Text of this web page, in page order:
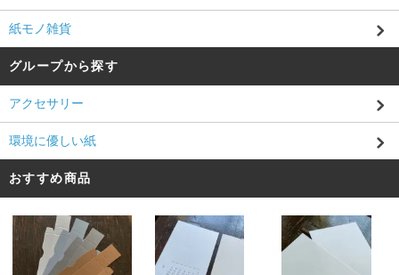
紙モノ雑貨
グループから探す
アクセサリー
環境に優しい紙
おすすめ商品